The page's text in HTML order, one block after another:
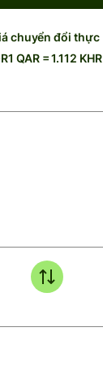
chuyển đổi thực
QAR = 1.112 KHR